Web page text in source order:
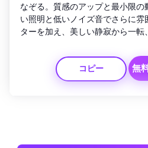
なぞる。質感のアップと最小限
い照明と低いノイズ音でさらに
ターを加え、美しい静寂から一転
コピー 無